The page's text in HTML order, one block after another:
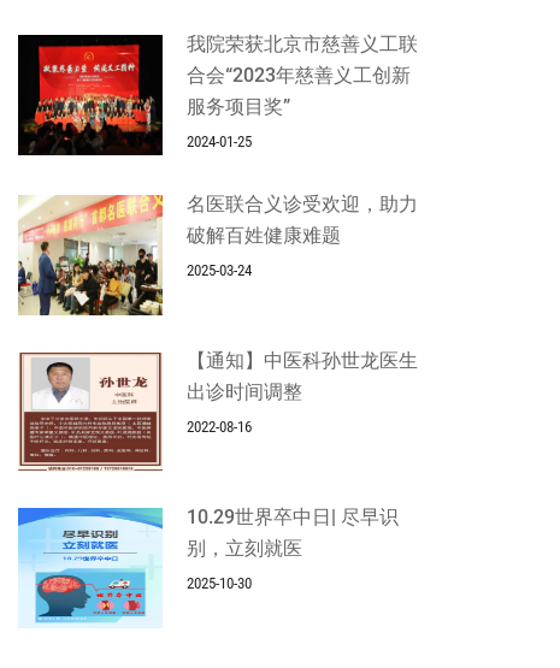
我院荣获北京市慈善义工联
合会“2023年慈善义工创新
服务项目奖”
2024-01-25
名医联合义诊受欢迎，助力
破解百姓健康难题
2025-03-24
【通知】中医科孙世龙医生
出诊时间调整
2022-08-16
10.29世界卒中日| 尽早识
别，立刻就医
2025-10-30